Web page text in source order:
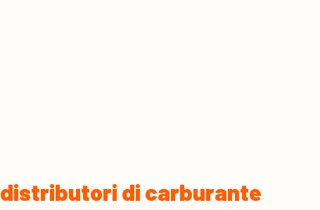
distributori di carburante